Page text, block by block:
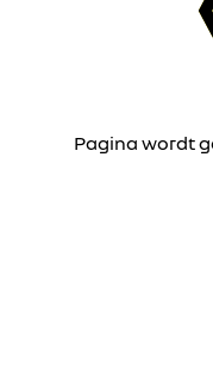
Pagina wordt